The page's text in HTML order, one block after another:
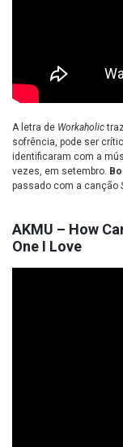
A letra de Workaholic
sofrência, pode ser
identificaram com a
vezes, em setembro.
passado com a canção
AKMU – How
One I Love